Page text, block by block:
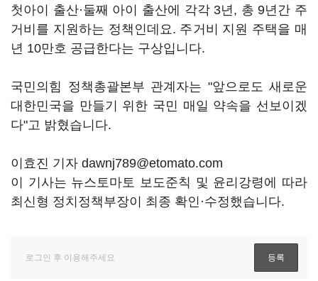
첫아이 출산·둘째 아이 출산에 각각 3년, 총 9년간 주
거비를 지원하는 정책인데요. 주거비 지원 주택을 매
년 10만호 공급한다는 구상입니다.
국민의힘 정책총괄본부 관계자는 "앞으로도 새로운
대한민국을 만들기 위한 국민 매일 약속을 선보이겠
다"고 밝혔습니다.
이효진 기자 dawnj789@etomato.com
이 기사는 뉴스토마토 보도준칙 및 윤리강령에 따라
최신형 정치정책부장이 최종 확인·수정했습니다.